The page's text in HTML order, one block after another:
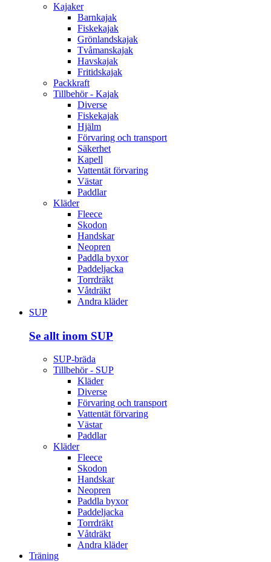
Kajaker
Barnkajak
Fiskekajak
Grönlandskajak
Tvåmanskajak
Havskajak
Fritidskajak
Packkraft
Tillbehör - Kajak
Diverse
Fiskekajak
Hjälm
Förvaring och transport
Säkerhet
Kapell
Vattentät förvaring
Västar
Paddlar
Kläder
Fleece
Skodon
Handskar
Neopren
Paddla byxor
Paddeljacka
Torrdräkt
Våtdräkt
Andra kläder
SUP
Se allt inom SUP
SUP-bräda
Tillbehör - SUP
Kläder
Diverse
Förvaring och transport
Vattentät förvaring
Västar
Paddlar
Kläder
Fleece
Skodon
Handskar
Neopren
Paddla byxor
Paddeljacka
Torrdräkt
Våtdräkt
Andra kläder
Träning